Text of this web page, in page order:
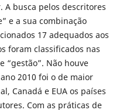
A busca pelos descritores
e a sua combinação
17 adequados aos
foram classificados nas
“gestão”. Não houve
2010 foi o de maior
Canadá e EUA os países
Com as práticas de